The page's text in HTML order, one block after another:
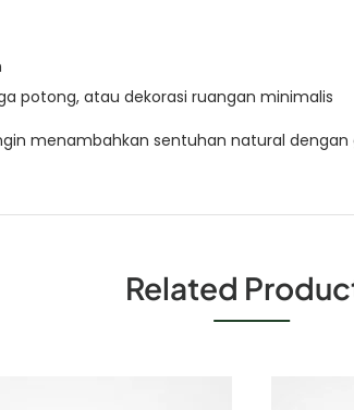
potong, atau dekorasi ruangan minimalis
menambahkan sentuhan natural
Related